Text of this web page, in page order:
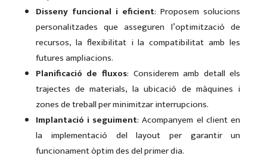
Disseny funcional i eficient: Proposem solucions
personalitzades que asseguren l’optimització de
recursos, la flexibilitat i la compatibilitat amb les
futures ampliacions.
Planificació de fluxos: Considerem amb detall els
trajectes de materials, la ubicació de màquines i
zones de treball per minimitzar interrupcions.
Implantació i seguiment: Acompanyem el client en
la implementació del layout per garantir un
funcionament òptim des del primer dia.